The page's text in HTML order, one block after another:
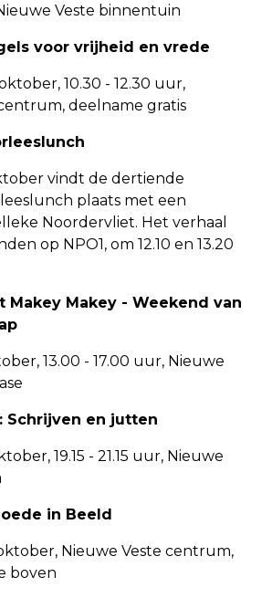
Veste binnentuin
voor vrijheid en vrede
10.30 - 12.30 uur,
deelname gratis
vindt de dertiende
plaats met een
Noordervliet. Het verhaal
op NPO1, om 12.10 en 13.20
Makey Makey - Weekend van
13.00 - 17.00 uur, Nieuwe
Schrijven en jutten
19.15 - 21.15 uur, Nieuwe
in Beeld
Nieuwe Veste centrum,
boven